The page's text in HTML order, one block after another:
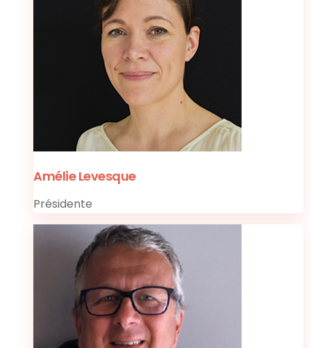
Amélie Levesque
Présidente